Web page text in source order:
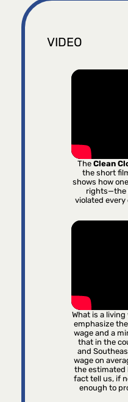
VIDEO
TheClean
the short
shows how
rights—the
violated
What is a
emphasize
wage and a
that in the
and
wage on
the estimated
fact tell us, if
enough to